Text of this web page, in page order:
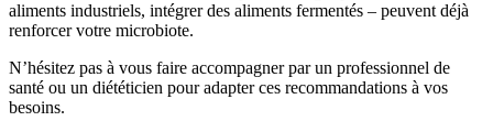
aliments industriels, intégrer des aliments fermentés – peuvent déjà
renforcer votre microbiote.
N’hésitez pas à vous faire accompagner par un professionnel de
santé ou un diététicien pour adapter ces recommandations à vos
besoins.